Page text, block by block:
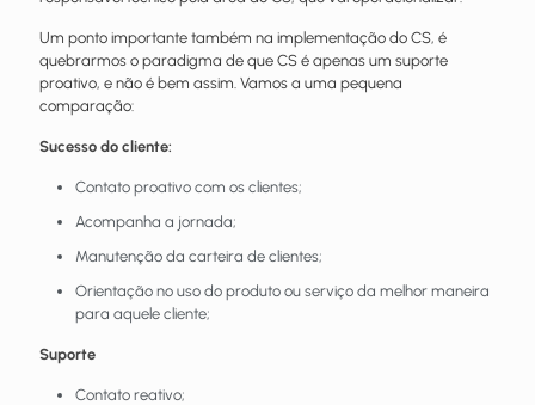
Um ponto importante também na implementação do CS, é
quebrarmos o paradigma de que CS é apenas um suporte
proativo, e não é bem assim. Vamos a uma pequena
comparação:
Sucesso do cliente:
Contato proativo com os clientes;
Acompanha a jornada;
Manutenção da carteira de clientes;
Orientação no uso do produto ou serviço da melhor maneira
para aquele cliente;
Suporte
Contato reativo;